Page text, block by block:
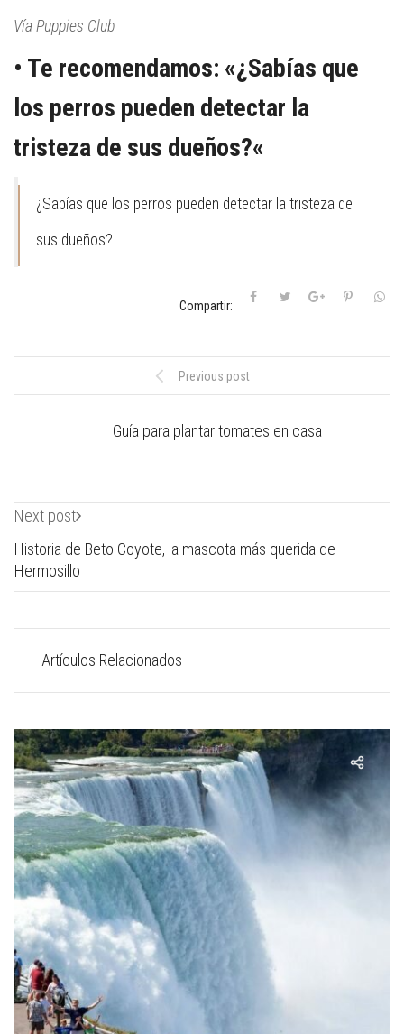
Vía Puppies Club
• Te recomendamos: «¿Sabías que
los perros pueden detectar la
tristeza de sus dueños?«
¿Sabías que los perros pueden detectar la tristeza de
sus dueños?
Compartir:
Previous post
Guía para plantar tomates en casa
Next post
Historia de Beto Coyote, la mascota más querida de
Hermosillo
Artículos Relacionados